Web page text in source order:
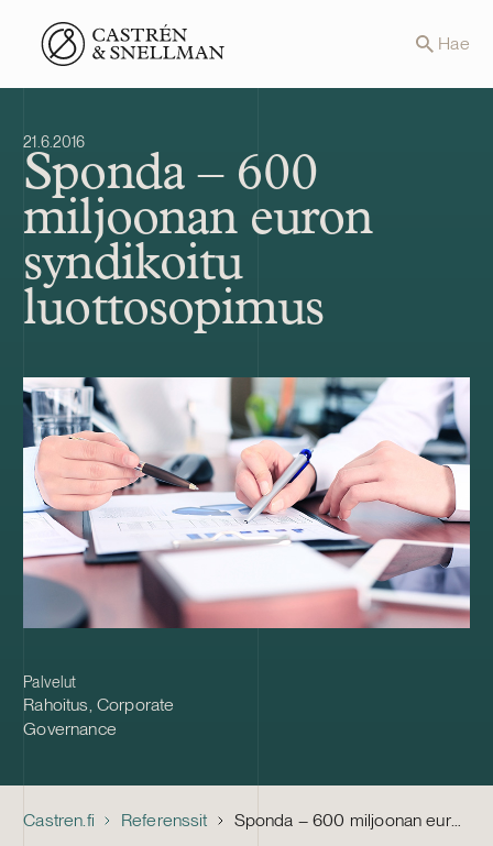
Front page Hae
21.6.2016
Sponda – 600
miljoonan euron
syndikoitu
luottosopimus
Palvelut
Rahoitus, Corporate
Governance
Castren.fi Referenssit Sponda – 600 miljoonan euron syndikoitu luottosopimus